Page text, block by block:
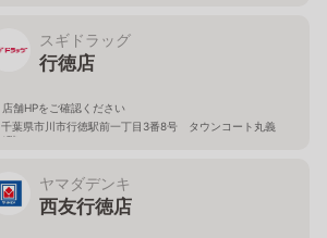
スギドラッグ
行徳店
店舗HPをご確認ください
千葉県市川市行徳駅前一丁目3番8号 タウンコート丸義
1階
ヤマダデンキ
西友行徳店